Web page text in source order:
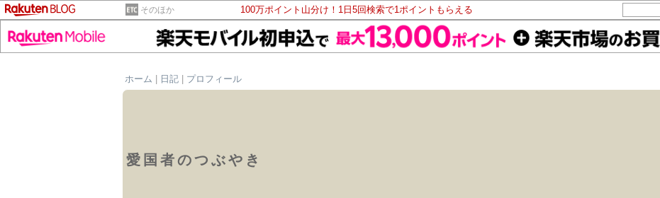
そのほか 100万ポイント山分け！1日5回検索で1ポイントもらえる
ホーム
日記 プロフィール
愛国者のつぶやき